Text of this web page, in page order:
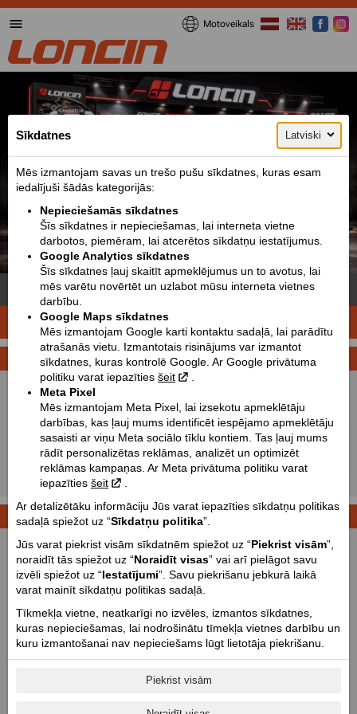
Motoveikals
Loncin 1000 MUD - 99 Zs, 101 Nm
ATKLĀJ SAVU CEĻU!
MOTOMEKLĒŠANA
Ražotājs:
Loncin
Izvēlēties
Modelis:
Izvēlēties
Meklēt!
KONFIDENCIALITĀTES POLITIKA
Sīkdatnes Latviski
Mēs izmantojam savas un trešo pušu sīkdatnes, kuras esam
iedalījuši šādās kategorijās:
Nepieciešamās sīkdatnes
Šīs sīkdatnes ir nepieciešamas, lai interneta vietne
darbotos, piemēram, lai atcerētos sīkdatņu iestatījumus.
Google Analytics sīkdatnes
Šīs sīkdatnes ļauj skaitīt apmeklējumus un to avotus, lai
mēs varētu novērtēt un uzlabot mūsu interneta vietnes
darbību.
Google Maps sīkdatnes
Mēs izmantojam Google karti kontaktu sadaļā, lai parādītu
atrašanās vietu. Izmantotais risinājums var izmantot
sīkdatnes, kuras kontrolē Google. Ar Google privātuma
politiku varat iepazīties šeit
Meta Pixel
Mēs izmantojam Meta Pixel, lai izsekotu apmeklētāju
darbības, kas ļauj mums identificēt iespējamo apmeklētāju
sasaisti ar viņu Meta sociālo tīklu kontiem. Tas ļauj mums
rādīt personalizētas reklāmas, analizēt un optimizēt
reklāmas kampaņas. Ar Meta privātuma politiku varat
iepazīties šeit
Ar detalizētāku informāciju Jūs varat iepazīties sīkdatņu politikas
sadaļā spiežot uz “Sīkdatņu politika”.
Jūs varat piekrist visām sīkdatnēm spiežot uz “Piekrist visām”,
noraidīt tās spiežot uz “Noraidīt visas” vai arī pielāgot savu
izvēli spiežot uz “Iestatījumi”. Savu piekrišanu jebkurā laikā
varat mainīt sīkdatņu politikas sadaļā.
Tīkmekļa vietne, neatkarīgi no izvēles, izmantos sīkdatnes,
kuras nepieciešamas, lai nodrošinātu tīmekļa vietnes darbību un
kuru izmantošanai nav nepieciešams lūgt lietotāja piekrišanu.
Piekrist visām